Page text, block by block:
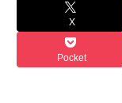
X
Pocket